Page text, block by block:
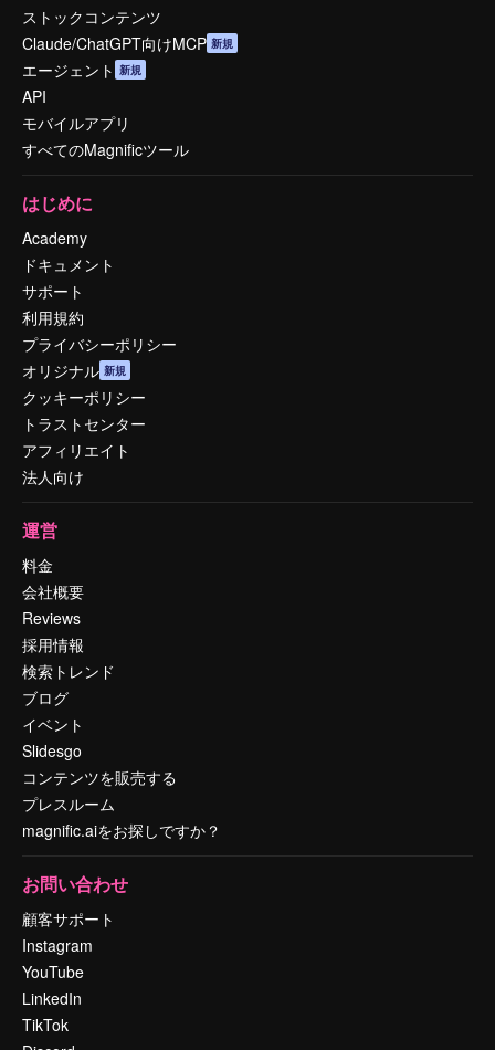
ストックコンテンツ
Claude/ChatGPT向けMCP 新規
エージェント 新規
API
モバイルアプリ
すべてのMagnificツール
はじめに
Academy
ドキュメント
サポート
利用規約
プライバシーポリシー
オリジナル 新規
クッキーポリシー
トラストセンター
アフィリエイト
法人向け
運営
料金
会社概要
Reviews
採用情報
検索トレンド
ブログ
イベント
Slidesgo
コンテンツを販売する
プレスルーム
magnific.aiをお探しですか？
お問い合わせ
顧客サポート
Instagram
YouTube
LinkedIn
TikTok